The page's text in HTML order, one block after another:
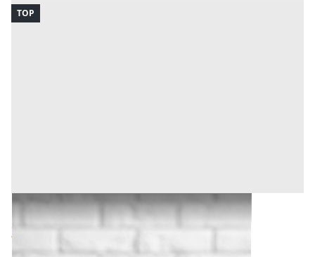
TOP
Bene Generico all'asta a Padova
Offerta minima
754 €